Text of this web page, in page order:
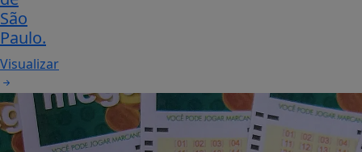
São
Paulo.
Visualizar